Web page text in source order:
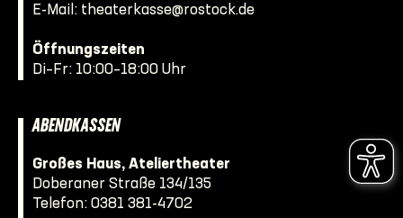
E-Mail: theaterkasse@rostock.de
Öffnungszeiten
Di–Fr: 10:00–18:00 Uhr
ABENDKASSEN
Großes Haus, Ateliertheater
Doberaner Straße 134/135
Telefon: 0381 381-4702